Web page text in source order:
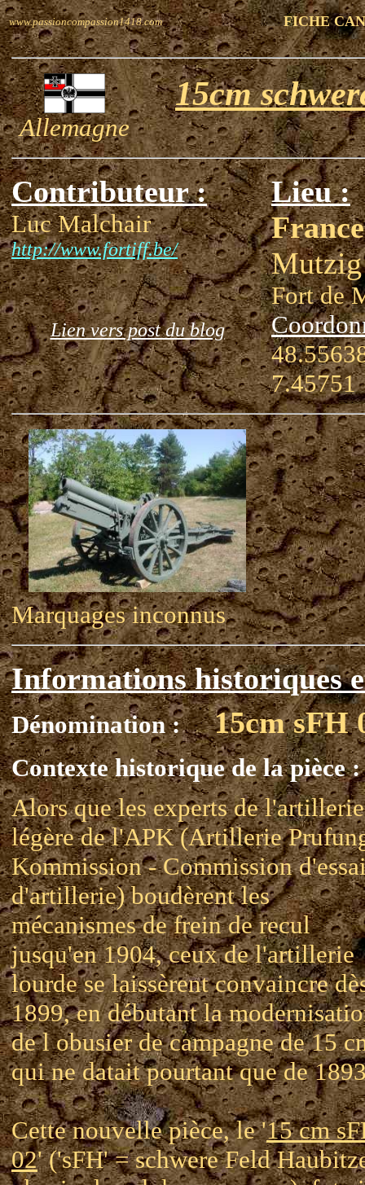
www.passioncompassion1418.com FICHE
Allemagne
15cm
Contributeur :
Luc Malchair
http://www.fortiff.be/
Lien vers post du blog
Lieu :
France
Fort de
7.45751
Marquages inconnus
Informations historiques
Dénomination : 15cm sFH
Contexte historique de la pièce :
Alors que les experts de l'artillerie
légère de l'APK (Artillerie
Kommission - Commission
d'artillerie) boudèrent les
mécanismes de frein de recul
jusqu'en 1904, ceux de l'artillerie
lourde se laissèrent convaincre
1899, en débutant la
de l obusier de campagne de 15
qui ne datait pourtant que de
Cette nouvelle pièce, le '15 cm
02' ('sFH' = schwere Feld